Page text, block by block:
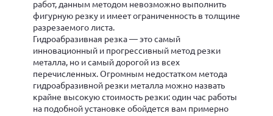
работ, данным методом невозможно выполнить
фигурную резку и имеет ограниченность в толщине
разрезаемого листа.
Гидроабразивная резка — это самый
инновационный и прогрессивный метод резки
металла, но и самый дорогой из всех
перечисленных. Огромным недостатком метода
гидроабразивной резки металла можно назвать
крайне высокую стоимость резки: один час работы
на подобной установке обойдется вам примерно